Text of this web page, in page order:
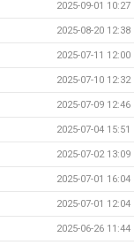
2025-09-01 10:27
2025-08-20 12:38
2025-07-11 12:00
2025-07-10 12:32
2025-07-09 12:46
2025-07-04 15:51
2025-07-02 13:09
2025-07-01 16:04
2025-07-01 12:04
2025-06-26 11:44